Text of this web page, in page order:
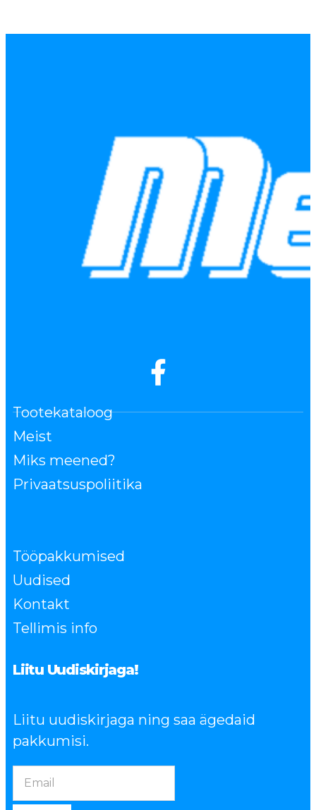
Tootekataloog
Meist
Miks meened?
Privaatsuspoliitika
Tööpakkumised
Uudised
Kontakt
Tellimis info
Liitu Uudiskirjaga!
Liitu uudiskirjaga ning saa ägedaid
pakkumisi.